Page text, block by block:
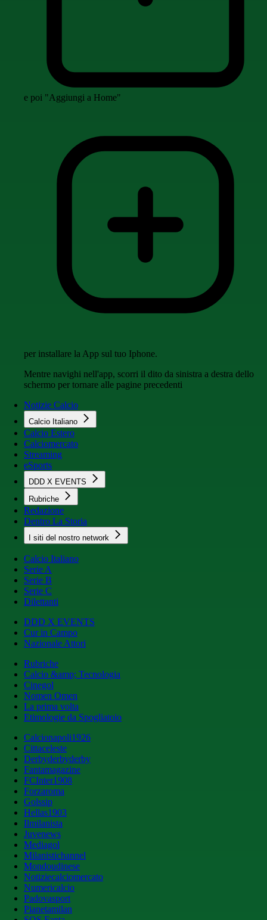
e poi "Aggiungi a Home"
per installare la App sul tuo Iphone.
Mentre navighi nell'app, scorri il dito da sinistra a destra dello
schermo per tornare alle pagine precedenti
Notizie Calcio
Calcio Italiano
Calcio Estero
Calciomercato
Streaming
eSports
DDD X EVENTS
Rubriche
Redazione
Dentro La Storia
I siti del nostro network
Calcio Italiano
Serie A
Serie B
Serie C
Dilettanti
DDD X EVENTS
Cur in Campo
Nazionale Attori
Rubriche
Calcio &amp; Tecnologia
Cinegol
Nomen Omen
La prima volta
Etimologie da Spogliatoio
Calcionapoli1926
Cittaceleste
Derbyderbyderby
Fantamagazine
FCInter1908
Forzaroma
Golssip
Hellas1903
Ilmilanista
Juvenews
Mediagol
Milanistichannel
Mondoudinese
Notiziecalciomercato
Numericalcio
Padovasport
Pianetamilan